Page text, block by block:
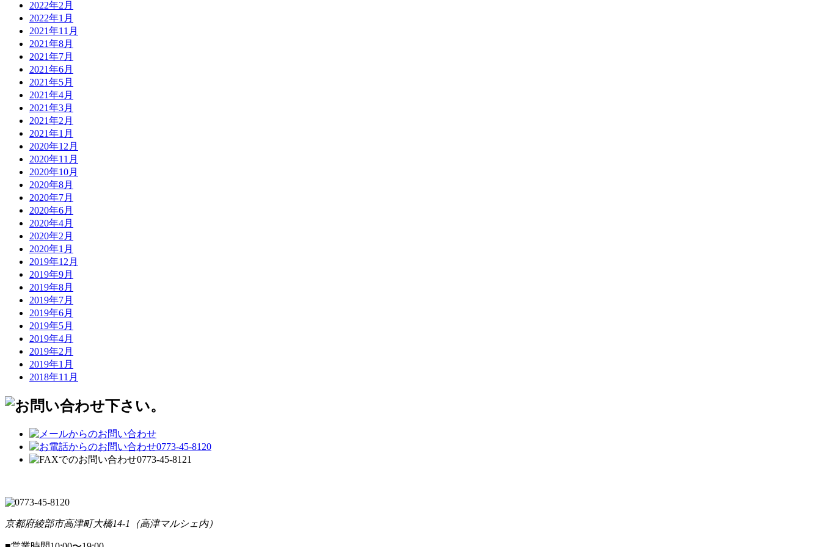
2022年2月
2022年1月
2021年11月
2021年8月
2021年7月
2021年6月
2021年5月
2021年4月
2021年3月
2021年2月
2021年1月
2020年12月
2020年11月
2020年10月
2020年8月
2020年7月
2020年6月
2020年4月
2020年2月
2020年1月
2019年12月
2019年9月
2019年8月
2019年7月
2019年6月
2019年5月
2019年4月
2019年2月
2019年1月
2018年11月
京都府綾部市高津町大橋14-1（高津マルシェ内）